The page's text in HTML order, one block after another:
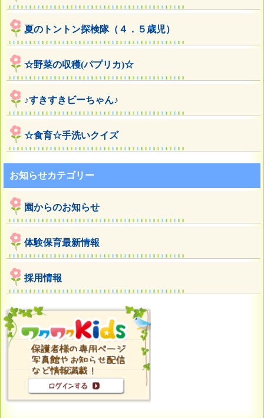
夏のトントン探検隊（４．５歳児）
☆野菜の収穫(パプリカ)☆
♪すきすきビーちゃん♪
☆食育☆手洗いクイズ
お知らせカテゴリー
園からのお知らせ
体験保育最新情報
採用情報